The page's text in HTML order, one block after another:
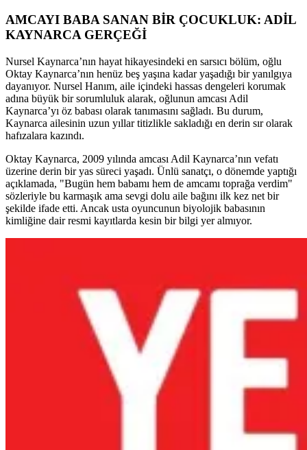
AMCAYI BABA SANAN BİR ÇOCUKLUK: ADİL
KAYNARCA GERÇEĞİ
Nursel Kaynarca’nın hayat hikayesindeki en sarsıcı bölüm, oğlu
Oktay Kaynarca’nın henüz beş yaşına kadar yaşadığı bir yanılgıya
dayanıyor. Nursel Hanım, aile içindeki hassas dengeleri korumak
adına büyük bir sorumluluk alarak, oğlunun amcası Adil
Kaynarca’yı öz babası olarak tanımasını sağladı. Bu durum,
Kaynarca ailesinin uzun yıllar titizlikle sakladığı en derin sır olarak
hafızalara kazındı.
Oktay Kaynarca, 2009 yılında amcası Adil Kaynarca’nın vefatı
üzerine derin bir yas süreci yaşadı. Ünlü sanatçı, o dönemde yaptığı
açıklamada, "Bugün hem babamı hem de amcamı toprağa verdim"
sözleriyle bu karmaşık ama sevgi dolu aile bağını ilk kez net bir
şekilde ifade etti. Ancak usta oyuncunun biyolojik babasının
kimliğine dair resmi kayıtlarda kesin bir bilgi yer almıyor.